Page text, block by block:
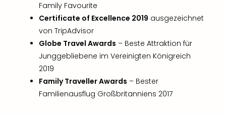
Family Favourite
Certificate of Excellence 2019 ausgezeichnet
von TripAdvisor
Globe Travel Awards – Beste Attraktion für
Junggebliebene im Vereinigten Königreich
2019
Family Traveller Awards – Bester
Familienausflug Großbritanniens 2017